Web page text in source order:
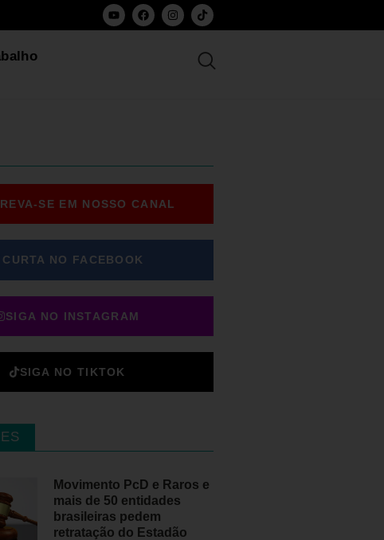
SE EM NOSSO CANAL
CURTA NO FACEBOOK
SIGA NO INSTAGRAM
SIGA NO TIKTOK
Movimento PcD e Raros e
mais de 50 entidades
brasileiras pedem
retratação do Estadão